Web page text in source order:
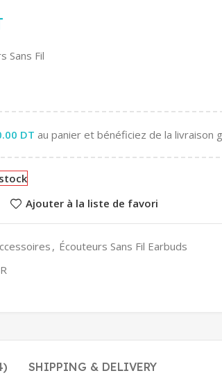
Sans Fil
DT au panier et bénéficiez de la livraison
Ajouter à la liste de favori
, Écouteurs Sans Fil Earbuds
SHIPPING & DELIVERY